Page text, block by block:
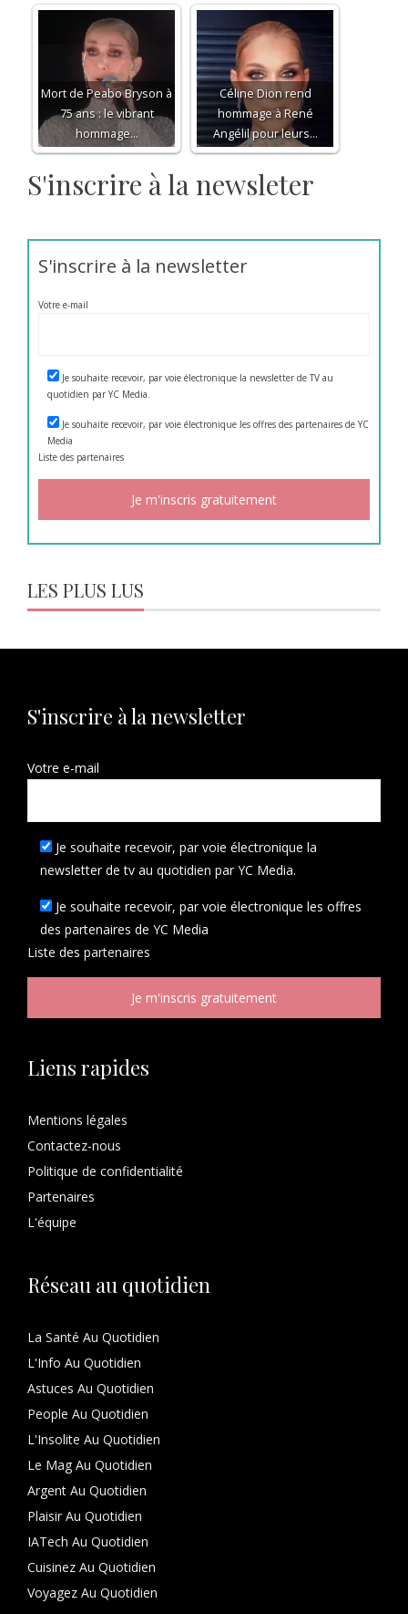
Mort de Peabo Bryson à
75 ans : le vibrant
hommage…
Céline Dion rend
hommage à René
Angélil pour leurs…
S'inscrire à la newsleter
S'inscrire à la newsletter
Votre e-mail
Je souhaite recevoir, par voie électronique la newsletter de TV au
quotidien par YC Media.
Je souhaite recevoir, par voie électronique les offres des partenaires de YC
Media
Liste des partenaires
LES PLUS LUS
S'inscrire à la newsletter
Votre e-mail
Je souhaite recevoir, par voie électronique la
newsletter de tv au quotidien par YC Media.
Je souhaite recevoir, par voie électronique les offres
des partenaires de YC Media
Liste des partenaires
Liens rapides
Mentions légales
Contactez-nous
Politique de confidentialité
Partenaires
L'équipe
Réseau au quotidien
La Santé Au Quotidien
L'Info Au Quotidien
Astuces Au Quotidien
People Au Quotidien
L'Insolite Au Quotidien
Le Mag Au Quotidien
Argent Au Quotidien
Plaisir Au Quotidien
IATech Au Quotidien
Cuisinez Au Quotidien
Voyagez Au Quotidien